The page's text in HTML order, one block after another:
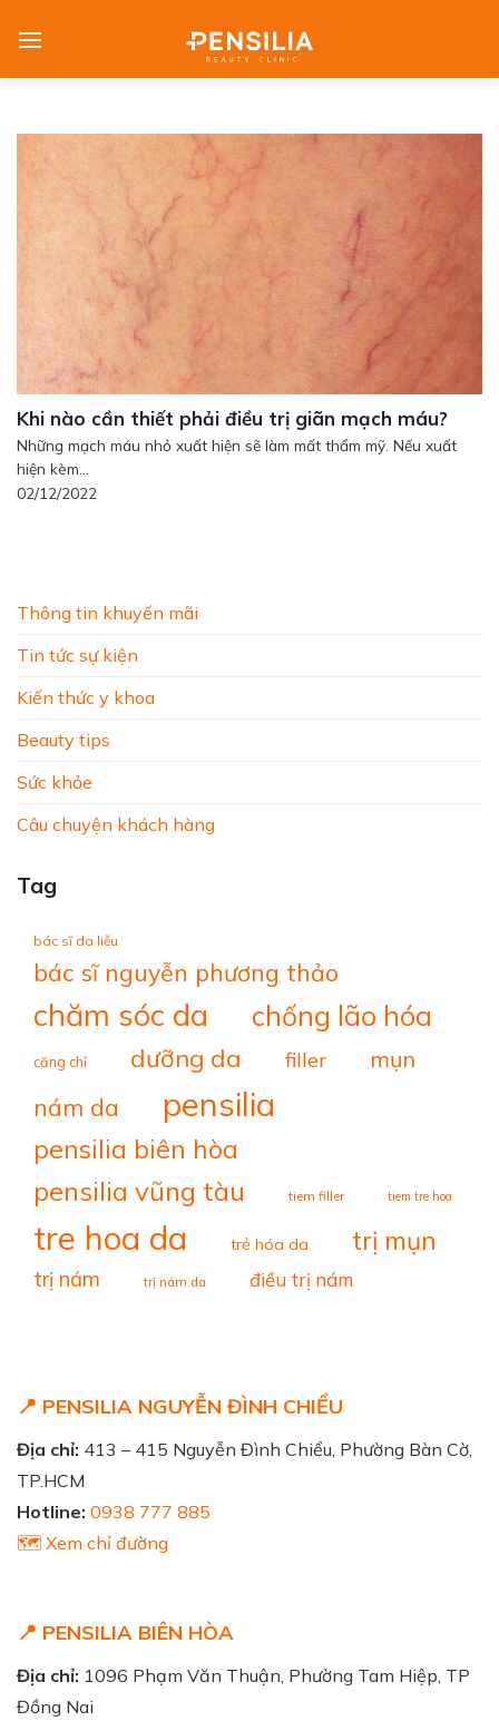
Thông tin khuyến mãi
Tin tức sự kiện
Kiến thức y khoa
Beauty tips
Sức khỏe
Câu chuyện khách hàng
Tag
bác sĩ da liễu
bác sĩ nguyễn phương thảo
chăm sóc da chống lão hóa
căng chỉ dưỡng da filler mụn
nám da pensilia
pensilia biên hòa
pensilia vũng tàu tiem filler tiem tre hoa
tre hoa da trẻ hóa da trị mụn
trị nám trị nám da điều trị nám
Khi nào cần thiết phải điều trị giãn mạch máu?
Những mạch máu nhỏ xuất hiện sẽ làm mất thẩm mỹ. Nếu xuất
hiện kèm...
02/12/2022
📍 PENSILIA NGUYỄN ĐÌNH CHIỂU
Địa chỉ: 413 – 415 Nguyễn Đình Chiểu, Phường Bàn Cờ,
TP.HCM
Hotline: 0938 777 885
🗺️ Xem chỉ đường
📍 PENSILIA BIÊN HÒA
Địa chỉ: 1096 Phạm Văn Thuận, Phường Tam Hiệp, TP
Đồng Nai